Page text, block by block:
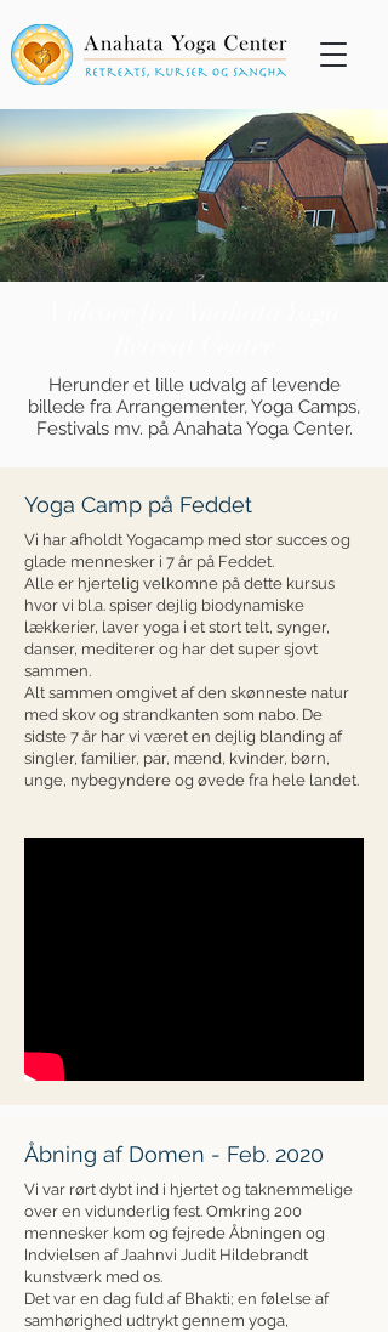
Herunder et lille udvalg af levende
billede fra Arrangementer, Yoga Camps,
Festivals mv. på Anahata Yoga Center.
Yoga Camp på Feddet
Vi har afholdt Yogacamp med stor succes og
glade mennesker i 7 år på Feddet.
Alle er hjertelig velkomne på dette kursus
hvor vi bl.a. spiser dejlig biodynamiske
lækkerier, laver yoga i et stort telt, synger,
danser, mediterer og har det super sjovt
sammen.
Alt sammen omgivet af den skønneste natur
med skov og strandkanten som nabo. De
sidste 7 år har vi været en dejlig blanding af
singler, familier, par, mænd, kvinder, børn,
unge, nybegyndere og øvede fra hele landet.
Åbning af Domen - Feb. 2020
Vi var rørt dybt ind i hjertet og taknemmelige
over en vidunderlig fest. Omkring 200
mennesker kom og fejrede Åbningen og
Indvielsen af Jaahnvi Judit Hildebrandt
kunstværk med os.
Det var en dag fuld af Bhakti; en følelse af
samhørighed udtrykt gennem yoga,